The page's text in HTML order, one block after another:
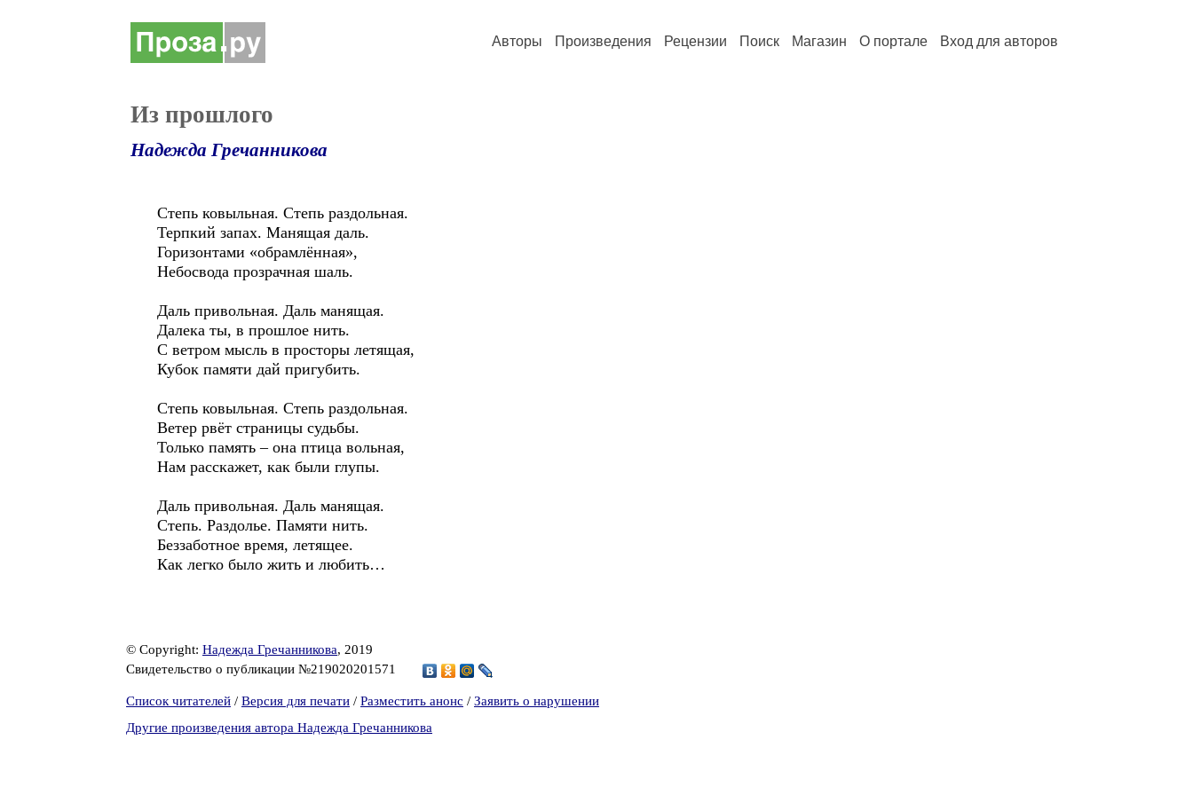
Авторы Произведения Рецензии Поиск Магазин О портале Вход для авторов
Из прошлого
Надежда Гречанникова
Степь ковыльная. Степь раздольная.
Терпкий запах. Манящая даль.
Горизонтами «обрамлённая»,
Небосвода прозрачная шаль.
Даль привольная. Даль манящая.
Далека ты, в прошлое нить.
С ветром мысль в просторы летящая,
Кубок памяти дай пригубить.
Степь ковыльная. Степь раздольная.
Ветер рвёт страницы судьбы.
Только память – она птица вольная,
Нам расскажет, как были глупы.
Даль привольная. Даль манящая.
Степь. Раздолье. Памяти нить.
Беззаботное время, летящее.
Как легко было жить и любить…
© Copyright: Надежда Гречанникова, 2019
Свидетельство о публикации №219020201571
Список читателей / Версия для печати / Разместить анонс / Заявить о нарушении
Другие произведения автора Надежда Гречанникова